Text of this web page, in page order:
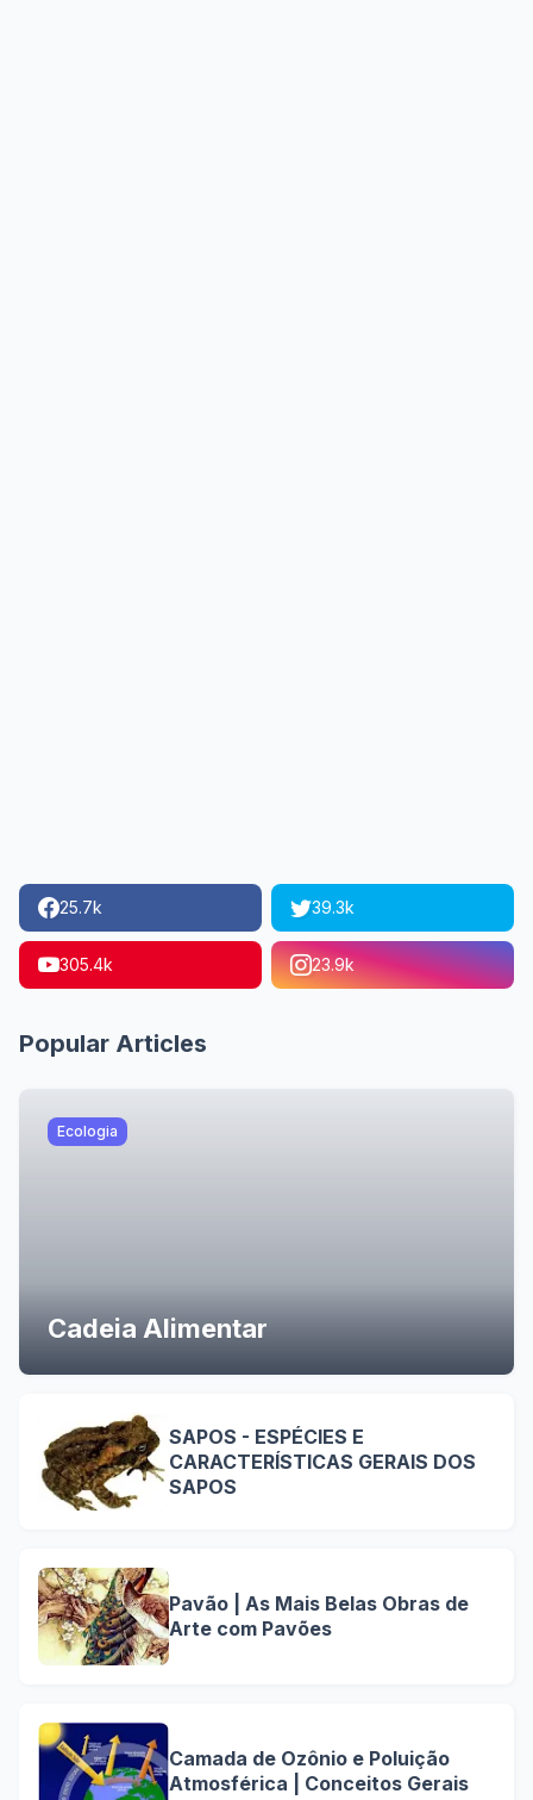
25.7k 39.3k
305.4k 23.9k
Popular Articles
Ecologia
Cadeia Alimentar
SAPOS - ESPÉCIES E
CARACTERÍSTICAS GERAIS DOS
SAPOS
Pavão | As Mais Belas Obras de
Arte com Pavões
Camada de Ozônio e Poluição
Atmosférica | Conceitos Gerais